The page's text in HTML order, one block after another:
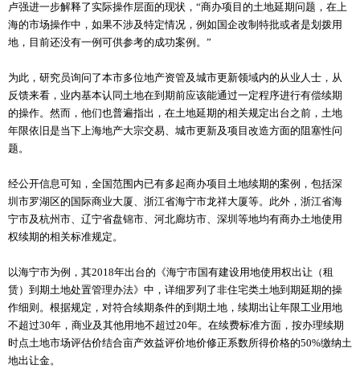
卢强进一步解释了实际操作层面的现状，“商办项目的土地延期问题，在上
海的市场操作中，如果不涉及特定情况，例如国企改制特批或者是划拨用
地，目前还没有一例可供参考的成功案例。”
为此，研究员询问了本市多位地产资管及城市更新领域内的从业人士，从
反馈来看，业内基本认同土地在到期前应该能通过一定程序进行有偿续期
的操作。然而，他们也普遍指出，在土地延期的相关规定出台之前，土地
年限依旧是当下上海地产大宗交易、城市更新及项目改造方面的阻塞性问
题。
经公开信息可知，全国范围内已有多起商办项目土地续期的案例，包括深
圳市罗湖区的国际商业大厦、浙江省海宁市龙祥大厦等。此外，浙江省海
宁市及杭州市、辽宁省盘锦市、河北廊坊市、深圳等地均有商办土地使用
权续期的相关标准规定。
以海宁市为例，其2018年出台的《海宁市国有建设用地使用权出让（租
赁）到期土地处置管理办法》中，详细罗列了非住宅类土地到期延期的操
作细则。根据规定，对符合续期条件的到期土地，续期出让年限工业用地
不超过30年，商业及其他用地不超过20年。在续费标准方面，按办理续期
时点土地市场评估价结合亩产效益评价地价修正系数所得价格的50%缴纳土
地出让金。